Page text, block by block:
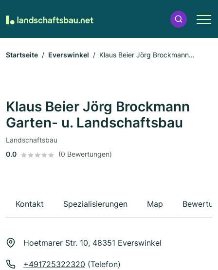
Startseite Everswinkel
Klaus Beier Jörg Brockmann
Klaus Beier Jörg Brockmann
Garten- u. Landschaftsbau
Landschaftsbau
0.0
(0 Bewertungen)
Kontakt Spezialisierungen Map
Hoetmarer Str. 10, 48351 Everswinkel
+491725322320 (Telefon)